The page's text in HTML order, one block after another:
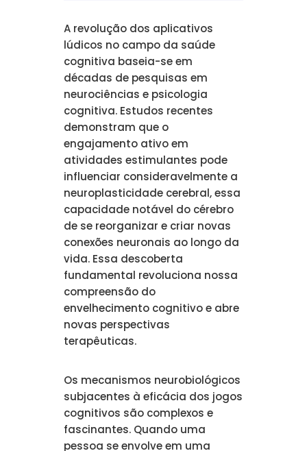
A revolução dos aplicativos
lúdicos no campo da saúde
cognitiva baseia-se em
décadas de pesquisas em
neurociências e psicologia
cognitiva. Estudos recentes
demonstram que o
engajamento ativo em
atividades estimulantes pode
influenciar consideravelmente a
neuroplasticidade cerebral, essa
capacidade notável do cérebro
de se reorganizar e criar novas
conexões neuronais ao longo da
vida. Essa descoberta
fundamental revoluciona nossa
compreensão do
envelhecimento cognitivo e abre
novas perspectivas
terapêuticas.
Os mecanismos neurobiológicos
subjacentes à eficácia dos jogos
cognitivos são complexos e
fascinantes. Quando uma
pessoa se envolve em uma